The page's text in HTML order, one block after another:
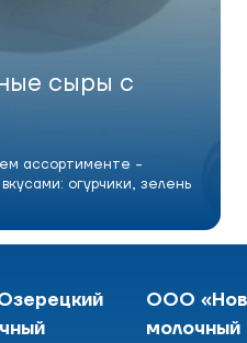
сыры с
ассортименте -
огурчики, зелень
ООО
молочный